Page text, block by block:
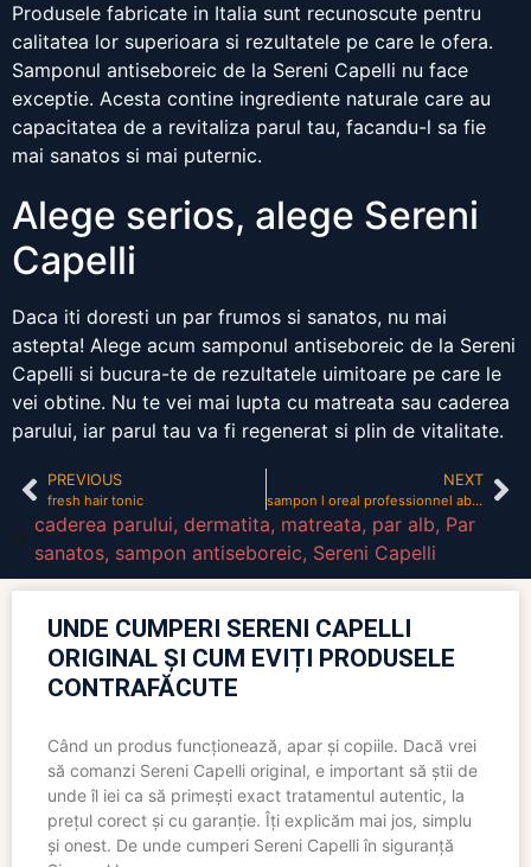
Produsele fabricate in Italia sunt recunoscute pentru
calitatea lor superioara si rezultatele pe care le ofera.
Samponul antiseboreic de la Sereni Capelli nu face
exceptie. Acesta contine ingrediente naturale care au
capacitatea de a revitaliza parul tau, facandu-l sa fie
mai sanatos si mai puternic.
Alege serios, alege Sereni
Capelli
Daca iti doresti un par frumos si sanatos, nu mai
astepta! Alege acum samponul antiseboreic de la Sereni
Capelli si bucura-te de rezultatele uimitoare pe care le
vei obtine. Nu te vei mai lupta cu matreata sau caderea
parului, iar parul tau va fi regenerat si plin de vitalitate.
PREVIOUS
fresh hair tonic
NEXT
sampon l oreal professionnel absolut repair
caderea parului, dermatita, matreata, par alb, Par
sanatos, sampon antiseboreic, Sereni Capelli
UNDE CUMPERI SERENI CAPELLI
ORIGINAL ȘI CUM EVIȚI PRODUSELE
CONTRAFĂCUTE
Când un produs funcționează, apar și copiile. Dacă vrei
să comanzi Sereni Capelli original, e important să știi de
unde îl iei ca să primești exact tratamentul autentic, la
prețul corect și cu garanție. Îți explicăm mai jos, simplu
și onest. De unde cumperi Sereni Capelli în siguranță